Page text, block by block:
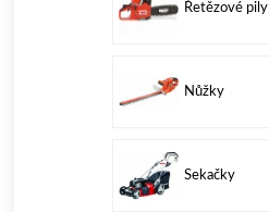
Řetězové pily
Nůžky
Sekačky